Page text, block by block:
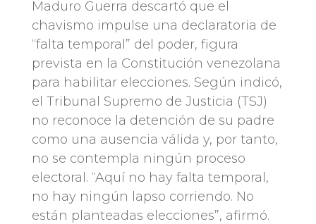
Maduro Guerra descartó que el
chavismo impulse una declaratoria de
“falta temporal” del poder, figura
prevista en la Constitución venezolana
para habilitar elecciones. Según indicó,
el Tribunal Supremo de Justicia (TSJ)
no reconoce la detención de su padre
como una ausencia válida y, por tanto,
no se contempla ningún proceso
electoral. “Aquí no hay falta temporal,
no hay ningún lapso corriendo. No
están planteadas elecciones”, afirmó.